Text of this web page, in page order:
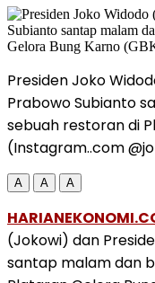
Presiden Joko
Prabowo Subianto
sebuah restoran di
(Instagram..com
A A A
(Jokowi) dan
santap malam dan